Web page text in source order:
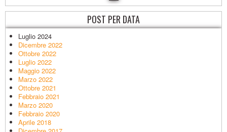
POST PER DATA
Luglio 2024
Dicembre 2022
Ottobre 2022
Luglio 2022
Maggio 2022
Marzo 2022
Ottobre 2021
Febbraio 2021
Marzo 2020
Febbraio 2020
Aprile 2018